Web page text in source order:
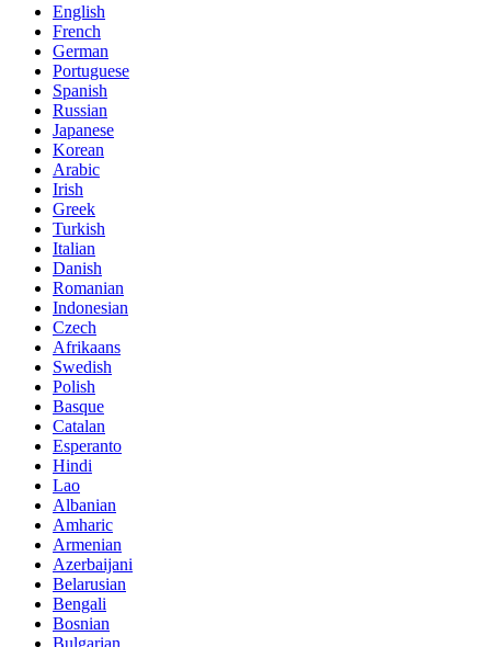
English
French
German
Portuguese
Spanish
Russian
Japanese
Korean
Arabic
Irish
Greek
Turkish
Italian
Danish
Romanian
Indonesian
Czech
Afrikaans
Swedish
Polish
Basque
Catalan
Esperanto
Hindi
Lao
Albanian
Amharic
Armenian
Azerbaijani
Belarusian
Bengali
Bosnian
Bulgarian